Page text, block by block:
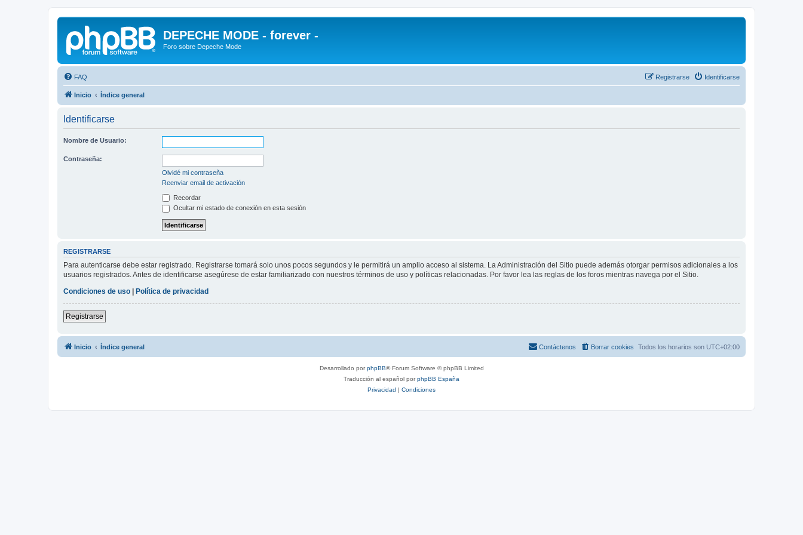
DEPECHE MODE - forever -
Foro sobre Depeche Mode
FAQ Identificarse
Registrarse
Inicio Índice general
Identificarse
Nombre de Usuario:
Contraseña:
Olvidé mi contraseña
Reenviar email de activación
Recordar
Ocultar mi estado de conexión en esta sesión
REGISTRARSE
Para autenticarse debe estar registrado. Registrarse tomará solo unos pocos segundos y le permitirá un amplio acceso al sistema. La Administración del Sitio puede además otorgar permisos adicionales a los
usuarios registrados. Antes de identificarse asegúrese de estar familiarizado con nuestros términos de uso y políticas relacionadas. Por favor lea las reglas de los foros mientras navega por el Sitio.
Condiciones de uso
Política de privacidad
Registrarse
Inicio Índice general Todos los horarios son UTC+02:00
Borrar cookies
Contáctenos
Desarrollado porphpBB® Forum Software © phpBB Limited
Traducción al español porphpBB España
Privacidad | Condiciones